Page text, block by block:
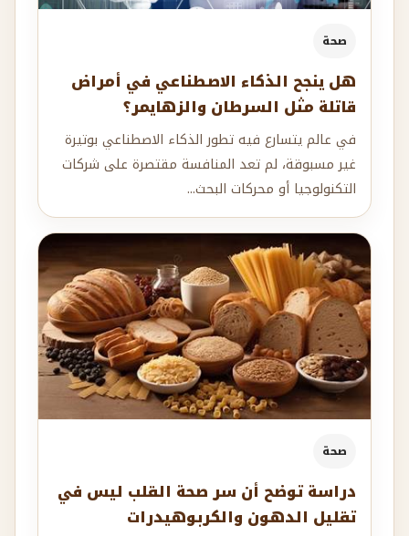
صحة
هل ينجح الذكاء الاصطناعي في أمراض
قاتلة مثل السرطان والزهايمر؟
في عالم يتسارع فيه تطور الذكاء الاصطناعي بوتيرة
غير مسبوقة، لم تعد المنافسة مقتصرة على شركات
التكنولوجيا أو محركات البحث...
صحة
دراسة توضح أن سر صحة القلب ليس في
تقليل الدهون والكربوهيدرات